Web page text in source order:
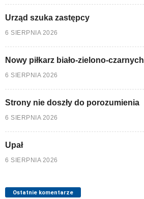
Urząd szuka zastępcy
6 SIERPNIA 2026
Nowy piłkarz biało-zielono-czarnych
6 SIERPNIA 2026
Strony nie doszły do porozumienia
6 SIERPNIA 2026
Upał
6 SIERPNIA 2026
Ostatnie komentarze